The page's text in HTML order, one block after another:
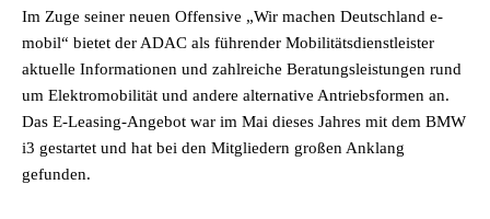
Im Zuge seiner neuen Offensive „Wir machen Deutschland e-
mobil“ bietet der ADAC als führender Mobilitätsdienstleister
aktuelle Informationen und zahlreiche Beratungsleistungen rund
um Elektromobilität und andere alternative Antriebsformen an.
Das E-Leasing-Angebot war im Mai dieses Jahres mit dem BMW
i3 gestartet und hat bei den Mitgliedern großen Anklang
gefunden.